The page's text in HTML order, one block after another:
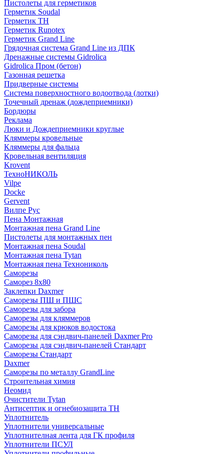
Пистолеты для герметиков
Герметик Soudal
Герметик ТН
Герметик Runotex
Герметик Grand Line
Грядочная система Grand Line из ДПК
Дренажные системы Gidrolica
Gidrolica Пром (бетон)
Газонная решетка
Придверные системы
Система поверхностного водоотвода (лотки)
Точечный дренаж (дождеприемники)
Бордюры
Рекламa
Люки и Дождеприемники круглые
Кляммеры кровельные
Кляммеры для фальца
Кровельная вентиляция
Krovent
ТехноНИКОЛЬ
Vilpe
Docke
Gervent
Вилпе Рус
Пена Монтажнaя
Монтажная пена Grand Linе
Пистолеты для монтажных пен
Монтажная пена Soudal
Монтажная пена Tytan
Монтажная пена Технониколь
Саморезы
Саморез 8х80
Заклепки Daxmer
Саморезы ПШ и ПШС
Саморезы для забора
Саморезы для кляммеров
Саморезы для крюков водостока
Саморезы для сэндвич-панелей Daxmer Pro
Саморезы для сэндвич-панелей Стандарт
Саморезы Стандарт
Daxmer
Саморезы по металлу GrandLine
Строительная химия
Неомид
Очистители Tytan
Антисептик и огнебиозащита ТН
Уплотнитель
Уплотнители универсальные
Уплотнителная лента для ГК профиля
Уплотнители ПСУЛ